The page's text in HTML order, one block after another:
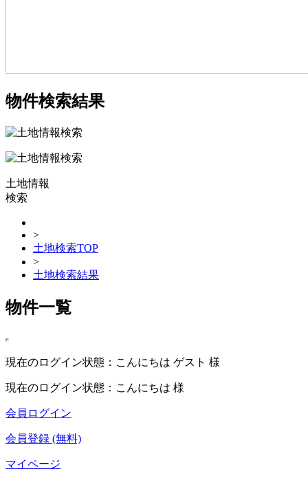
物件検索結果
土地情報
検索
>
土地検索TOP
>
土地検索結果
物件一覧
現在のログイン状態：こんにちは ゲスト 様
現在のログイン状態：こんにちは 様
会員ログイン
会員登録 (無料)
マイページ